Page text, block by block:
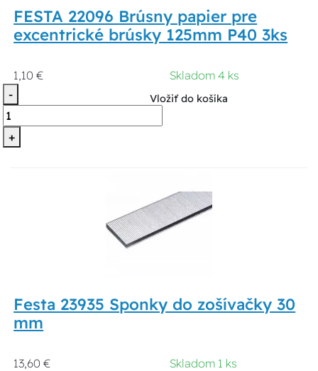
FESTA 22096 Brúsny papier pre
excentrické brúsky 125mm P40 3ks
1,10 €
Skladom 4 ks
-
+
Vložiť do košíka
Festa 23935 Sponky do zošívačky 30
mm
13,60 €
Skladom 1 ks